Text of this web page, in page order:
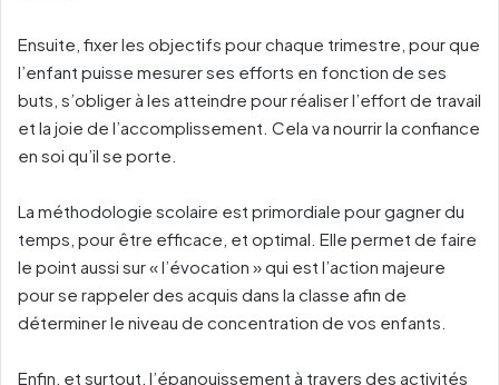
Ensuite, fixer les objectifs pour chaque trimestre, pour que
l’enfant puisse mesurer ses efforts en fonction de ses
buts, s’obliger à les atteindre pour réaliser l’effort de travail
et la joie de l’accomplissement. Cela va nourrir la confiance
en soi qu’il se porte.
La méthodologie scolaire est primordiale pour gagner du
temps, pour être efficace, et optimal. Elle permet de faire
le point aussi sur « l’évocation » qui est l’action majeure
pour se rappeler des acquis dans la classe afin de
déterminer le niveau de concentration de vos enfants.
Enfin, et surtout, l’épanouissement à travers des activités